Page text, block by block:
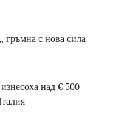
гръмна с нова сила
над € 500